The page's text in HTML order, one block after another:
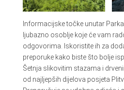
Informacijske točke unutar
ljubazno osoblje koje će vam
odgovorima. Iskoristite ih za
preporuke kako biste što bolje
Šetnja slikovitim stazama i
od najljepših dijelova posjeta